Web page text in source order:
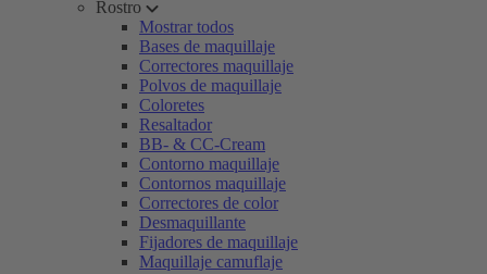
Rostro
Mostrar todos
Bases de maquillaje
Correctores maquillaje
Polvos de maquillaje
Coloretes
Resaltador
BB- & CC-Cream
Contorno maquillaje
Contornos maquillaje
Correctores de color
Desmaquillante
Fijadores de maquillaje
Maquillaje camuflaje